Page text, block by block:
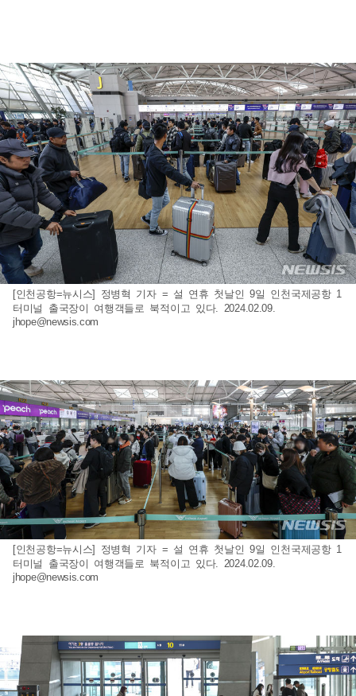
[인천공항=뉴시스] 정병혁 기자 = 설 연휴 첫날인 9일 인천국제공항 1
터미널 출국장이 여행객들로 북적이고 있다. 2024.02.09.
jhope@newsis.com
[인천공항=뉴시스] 정병혁 기자 = 설 연휴 첫날인 9일 인천국제공항 1
터미널 출국장이 여행객들로 북적이고 있다. 2024.02.09.
jhope@newsis.com